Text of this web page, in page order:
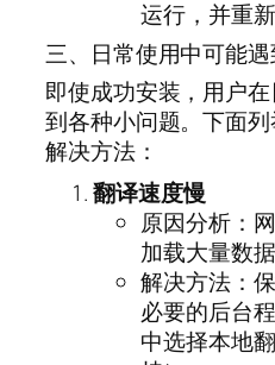
运行，并重
三、日常使用中可能
即使成功安装，用户
到各种小问题。下面
解决方法：
翻译速度慢
原因分析：
加载大量数据
解决方法：
必要的后台
中选择本地